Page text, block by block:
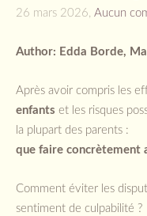
26 mars 2026, Aucun
Author: Edda Borde,
Après avoir compris les
enfants et les risques
la plupart des parents :
que faire concrètement
Comment éviter les
sentiment de culpabilité ?